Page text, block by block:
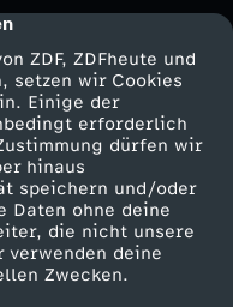
ZDF, ZDFheute und
setzen wir Cookies
Einige der
erforderlich
dürfen wir
hinaus
speichern und/oder
Daten ohne deine
die nicht unsere
deine
Zwecken.
zum ZDF